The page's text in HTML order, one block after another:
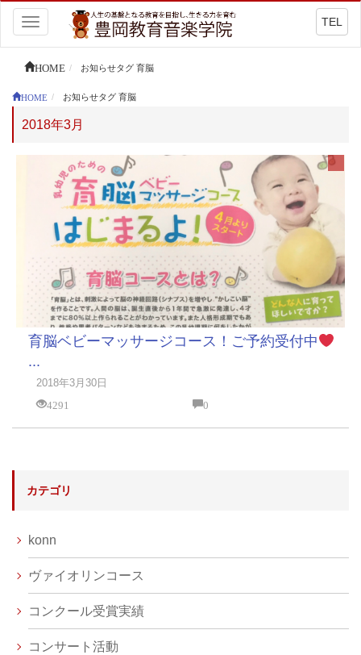
Toggle
navigation
TEL
HOME お知らせタグ 育脳
HOME お知らせタグ 育脳
2018年3月
育脳ベビーマッサージコース！ご予約受付中
...
2018年3月30日
4291
0
カテゴリ
konn
ヴァイオリンコース
コンクール受賞実績
コンサート活動